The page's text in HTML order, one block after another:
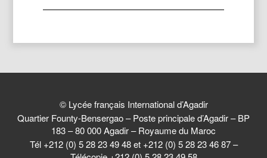
© Lycée français International d’Agadir
Quartier Founty-Bensergao – Poste principale d’Agadir – BP
183 – 80 000 Agadir – Royaume du Maroc
Tél +212 (0) 5 28 23 49 48 et +212 (0) 5 28 23 46 87 –